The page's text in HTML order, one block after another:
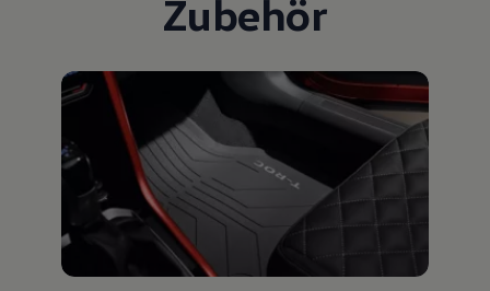
Zubehör